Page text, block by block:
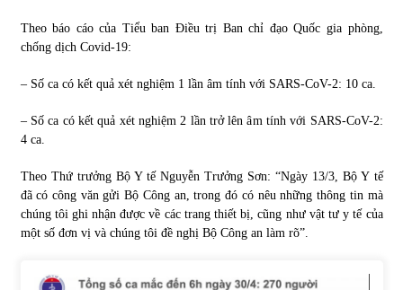
31/05/2022
31/05/2022
S&P Ratings cập nhật xếp hạng tín nhiệm của
Vietcombank và Eximbank
31/05/2022
31/05/2022
Theo báo cáo của Tiểu ban Điều trị Ban chỉ đạo Quốc gia phòng,
chống dịch Covid-19:
– Số ca có kết quả xét nghiệm 1 lần âm tính với SARS-CoV-2: 10 ca.
– Số ca có kết quả xét nghiệm 2 lần trở lên âm tính với SARS-CoV-2:
4 ca.
Theo Thứ trưởng Bộ Y tế Nguyễn Trưởng Sơn: “Ngày 13/3, Bộ Y tế
đã có công văn gửi Bộ Công an, trong đó có nêu những thông tin mà
chúng tôi ghi nhận được về các trang thiết bị, cũng như vật tư y tế của
một số đơn vị và chúng tôi đề nghị Bộ Công an làm rõ”.